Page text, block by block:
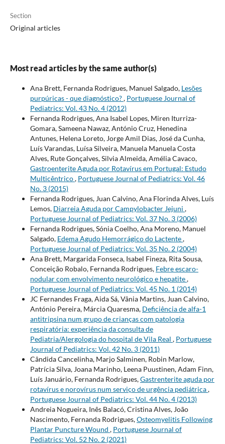
Section
Original articles
Most read articles by the same author(s)
Ana Brett, Fernanda Rodrigues, Manuel Salgado, Lesões
purpúricas - que diagnóstico?, Portuguese Journal of
Pediatrics: Vol. 43 No. 4 (2012)
Fernanda Rodrigues, Ana Isabel Lopes, Miren Iturriza-
Gomara, Sameena Nawaz, António Cruz, Henedina
Antunes, Helena Loreto, Jorge Amil Dias, José da Cunha,
Luís Varandas, Luísa Silveira, Manuela Manuela Costa
Alves, Rute Gonçalves, Silvia Almeida, Amélia Cavaco,
Gastroenterite Aguda por Rotavírus em Portugal: Estudo
Multicêntrico, Portuguese Journal of Pediatrics: Vol. 46
No. 3 (2015)
Fernanda Rodrigues, Juan Calvino, Ana Florinda Alves, Luís
Lemos, Diarreia Aguda por Campylobacter Jejuni ,
Portuguese Journal of Pediatrics: Vol. 37 No. 3 (2006)
Fernanda Rodrigues, Sónia Coelho, Ana Moreno, Manuel
Salgado, Edema Agudo Hemorrágico do Lactente,
Portuguese Journal of Pediatrics: Vol. 35 No. 2 (2004)
Ana Brett, Margarida Fonseca, Isabel Fineza, Rita Sousa,
Conceição Robalo, Fernanda Rodrigues, Febre escaro-
nodular com envolvimento neurológico e hepatite,
Portuguese Journal of Pediatrics: Vol. 45 No. 1 (2014)
JC Fernandes Fraga, Aida Sá, Vânia Martins, Juan Calvino,
António Pereira, Márcia Quaresma, Deficiência de alfa-1
antitripsina num grupo de crianças com patologia
respiratória: experiência da consulta de
Pediatria/Alergologia do hospital de Vila Real , Portuguese
Journal of Pediatrics: Vol. 42 No. 3 (2011)
Cândida Cancelinha, Marjo Salminen, Robin Marlow,
Patrícia Silva, Joana Marinho, Leena Puustinen, Adam Finn,
Luís Januário, Fernanda Rodrigues,Gastrenterite aguda por
rotavírus e norovírus num serviço de urgência pediátrica,
Portuguese Journal of Pediatrics: Vol. 44 No. 4 (2013)
Andreia Nogueira, Inês Balacó, Cristina Alves, João
Nascimento, Fernanda Rodrigues,Osteomyelitis Following
Plantar Puncture Wound , Portuguese Journal of
Pediatrics: Vol. 52 No. 2 (2021)